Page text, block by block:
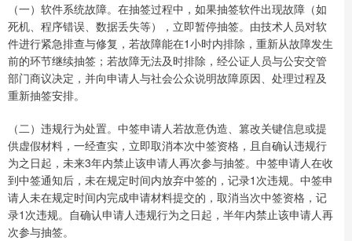
（一）软件系统故障。在抽签过程中，如果抽签软件出现故障（如
死机、程序错误、数据丢失等），立即暂停抽签。由技术人员对软
件进行紧急排查与修复，若故障能在1小时内排除，重新从故障发生
前的环节继续抽签；若故障无法及时排除，经公证人员与公安交管
部门商议决定，并向申请人与社会公众说明故障原因、处理过程及
重新抽签安排。
（二）违规行为处置。中签申请人若故意伪造、篡改关键信息或提
供虚假材料，一经查实，立即取消本次中签资格，且自确认违规行
为之日起，未来3年内禁止该申请人再次参与抽签。中签申请人在收
到中签通知后，未在规定时间内放弃中签的，记录1次违规。中签申
请人未在规定时间内完成申请材料提交的，取消当次中签资格，记
录1次违规。自确认申请人违规行为之日起，半年内禁止该申请人再
次参与抽签。